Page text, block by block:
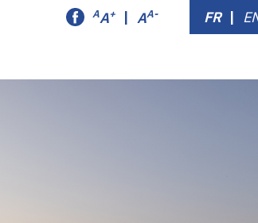
AA+ | AA- FR |